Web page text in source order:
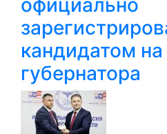
кандидатом на
губернатора